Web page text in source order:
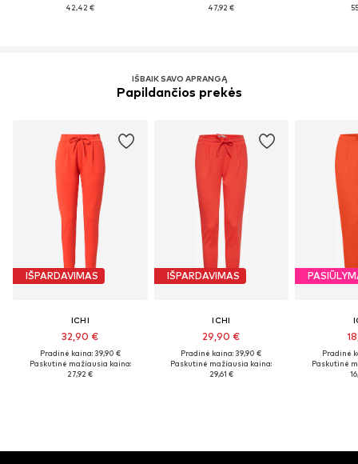
42,42 €
47,92 €
IŠBAIK SAVO APRANGĄ
Papildančios prekės
IŠPARDAVIMAS
ICHI
32,90 €
Pradinė kaina: 39,90 €
Paskutinė mažiausia kaina:
27,92 €
IŠPARDAVIMAS
ICHI
29,90 €
Pradinė kaina: 39,90 €
Paskutinė mažiausia kaina:
29,61 €
Pradinė
Paskutinė